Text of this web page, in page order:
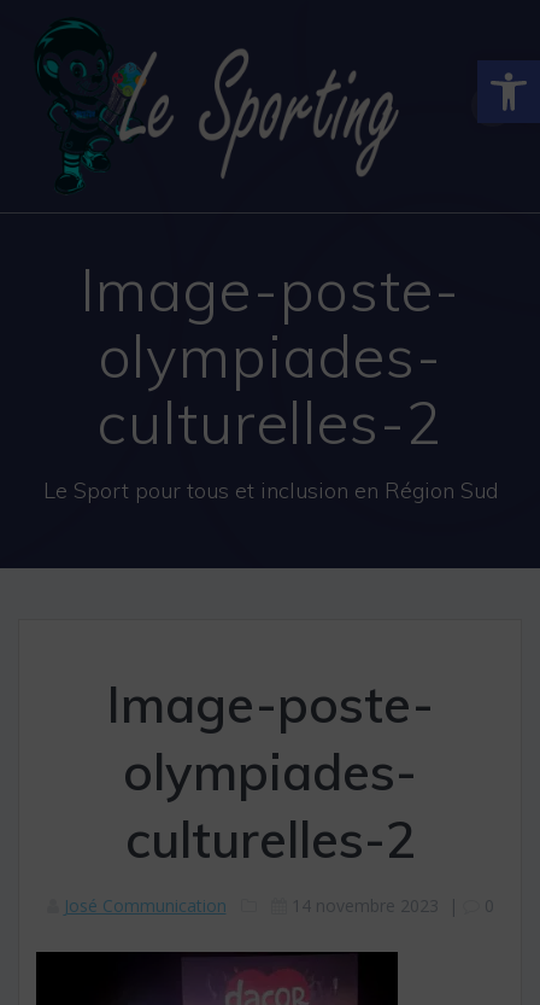
Ouvrir
Image-poste-
olympiades-
culturelles-2
Le Sport pour tous et inclusion en Région Sud
Image-poste-
olympiades-
culturelles-2
José Communication 14 novembre 2023 | 0